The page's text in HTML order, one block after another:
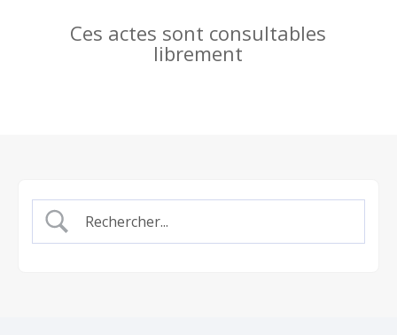
Ces actes sont consultables
librement